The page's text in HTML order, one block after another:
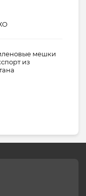
мешки
из